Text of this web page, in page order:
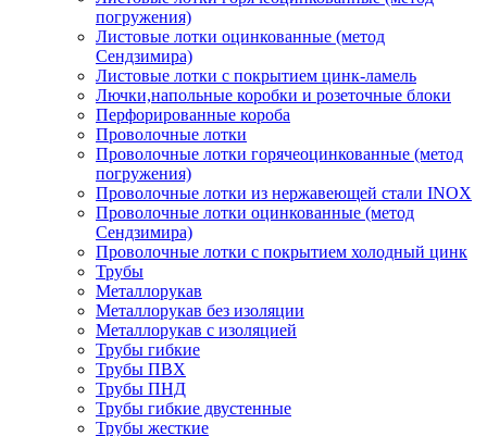
погружения)
Листовые лотки оцинкованные (метод
Сендзимира)
Листовые лотки с покрытием цинк-ламель
Лючки,напольные коробки и розеточные блоки
Перфорированные короба
Проволочные лотки
Проволочные лотки горячеоцинкованные (метод
погружения)
Проволочные лотки из нержавеющей стали INOX
Проволочные лотки оцинкованные (метод
Сендзимира)
Проволочные лотки с покрытием холодный цинк
Трубы
Металлорукав
Металлорукав без изоляции
Металлорукав с изоляцией
Трубы гибкие
Трубы ПВХ
Трубы ПНД
Трубы гибкие двустенные
Трубы жесткие